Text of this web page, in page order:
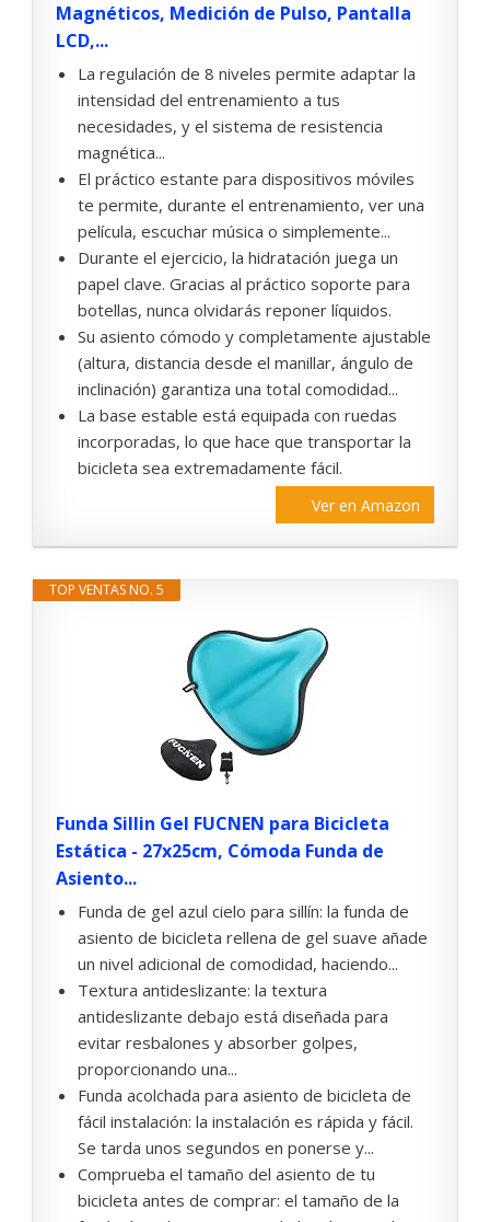
Magnéticos, Medición de Pulso, Pantalla
LCD,...
La regulación de 8 niveles permite adaptar la
intensidad del entrenamiento a tus
necesidades, y el sistema de resistencia
magnética...
El práctico estante para dispositivos móviles
te permite, durante el entrenamiento, ver una
película, escuchar música o simplemente...
Durante el ejercicio, la hidratación juega un
papel clave. Gracias al práctico soporte para
botellas, nunca olvidarás reponer líquidos.
Su asiento cómodo y completamente ajustable
(altura, distancia desde el manillar, ángulo de
inclinación) garantiza una total comodidad...
La base estable está equipada con ruedas
incorporadas, lo que hace que transportar la
bicicleta sea extremadamente fácil.
Ver en Amazon
TOP VENTAS NO. 5
Funda Sillin Gel FUCNEN para Bicicleta
Estática - 27x25cm, Cómoda Funda de
Asiento...
Funda de gel azul cielo para sillín: la funda de
asiento de bicicleta rellena de gel suave añade
un nivel adicional de comodidad, haciendo...
Textura antideslizante: la textura
antideslizante debajo está diseñada para
evitar resbalones y absorber golpes,
proporcionando una...
Funda acolchada para asiento de bicicleta de
fácil instalación: la instalación es rápida y fácil.
Se tarda unos segundos en ponerse y...
Comprueba el tamaño del asiento de tu
bicicleta antes de comprar: el tamaño de la